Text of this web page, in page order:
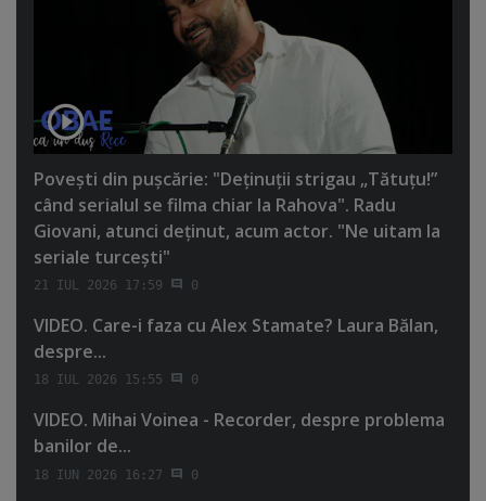
Poveşti din puşcărie: "Deţinuţii strigau „Tătuţu!”
când serialul se filma chiar la Rahova". Radu
Giovani, atunci deţinut, acum actor. "Ne uitam la
seriale turceşti"
21 IUL 2026 17:59 0
VIDEO. Care-i faza cu Alex Stamate? Laura Bălan,
despre...
18 IUL 2026 15:55 0
VIDEO. Mihai Voinea - Recorder, despre problema
banilor de...
18 IUN 2026 16:27 0